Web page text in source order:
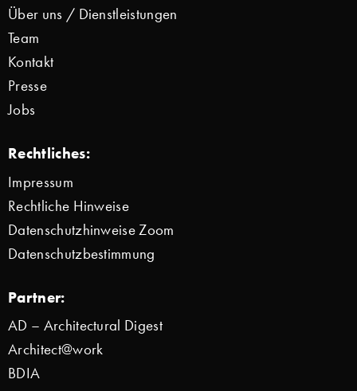
Über uns / Dienstleistungen
Team
Kontakt
Presse
Jobs
Rechtliches:
Impressum
Rechtliche Hinweise
Datenschutzhinweise Zoom
Datenschutzbestimmung
Partner:
AD – Architectural Digest
Architect@work
BDIA